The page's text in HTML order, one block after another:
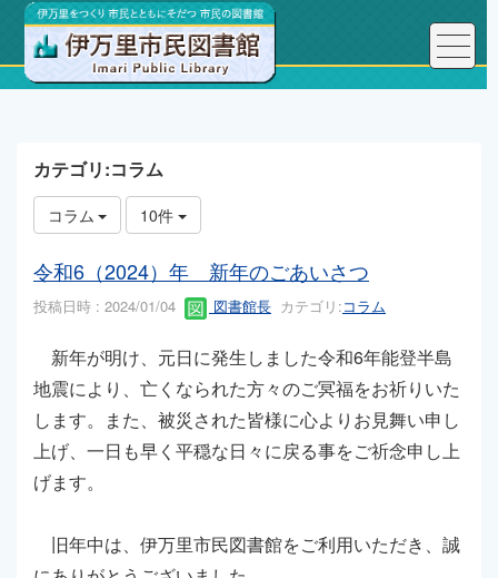
トップページ こんにちは、図書館長です！
カテゴリ:コラム
コラム 10件
令和6（2024）年 新年のごあいさつ
投稿日時 : 2024/01/04 図書館長 カテゴリ:コラム
新年が明け、元日に発生しました令和6年能登半島
地震により、亡くなられた方々のご冥福をお祈りいた
します。また、被災された皆様に心よりお見舞い申し
上げ、一日も早く平穏な日々に戻る事をご祈念申し上
げます。
旧年中は、伊万里市民図書館をご利用いただき、誠